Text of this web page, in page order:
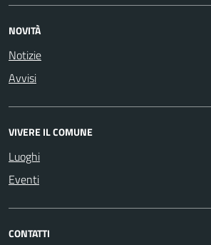
NOVITÀ
Notizie
Avvisi
VIVERE IL COMUNE
Luoghi
Eventi
CONTATTI